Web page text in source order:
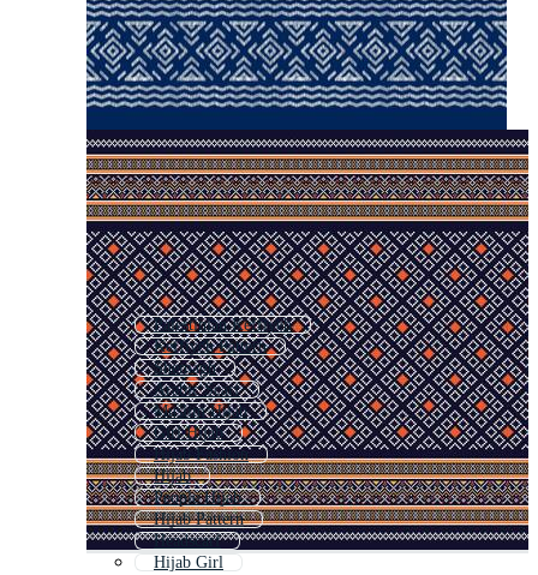
Palestinian Keffiyeh
Keffiyeh Pattern
Shemagh
Arabic Scarf
Muslim Hijab
Girl Hijab
Hijab Fashion
Hijab
People Hijab
Hijab Pattern
Headscarf
Hijab Girl